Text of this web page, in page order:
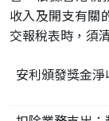
收入及開支有關
交報稅表時，須
安利頒發獎金淨